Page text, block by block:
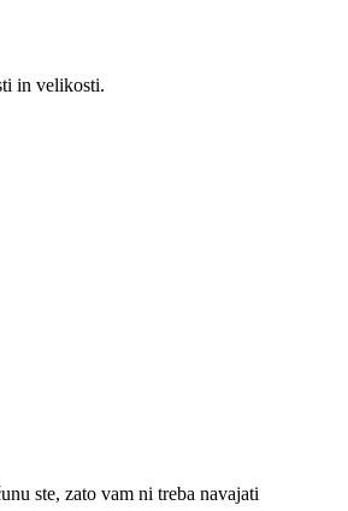
in velikosti.
ste, zato vam ni treba navajati